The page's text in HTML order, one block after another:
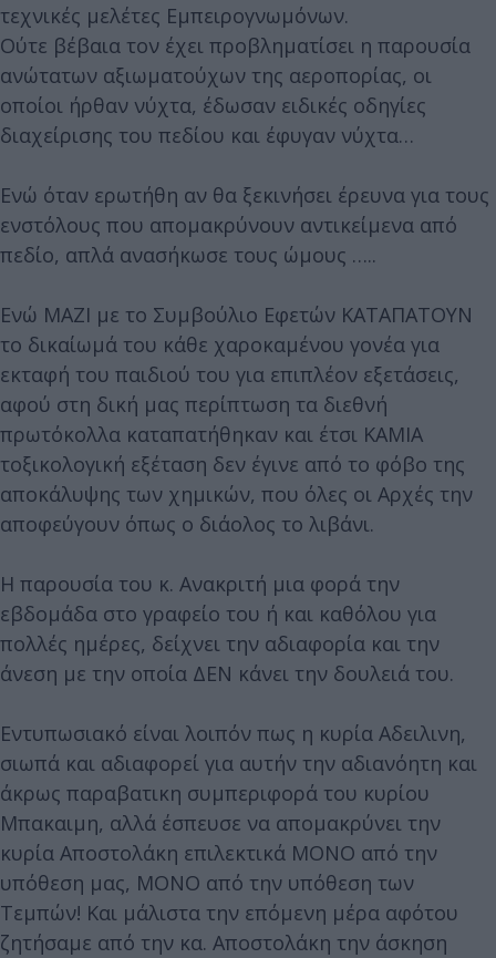
τεχνικές μελέτες Εμπειρογνωμόνων.
Ούτε βέβαια τον έχει προβληματίσει η παρουσία
ανώτατων αξιωματούχων της αεροπορίας, οι
οποίοι ήρθαν νύχτα, έδωσαν ειδικές οδηγίες
διαχείρισης του πεδίου και έφυγαν νύχτα…
Ενώ όταν ερωτήθη αν θα ξεκινήσει έρευνα για τους
ενστόλους που απομακρύνουν αντικείμενα από
πεδίο, απλά ανασήκωσε τους ώμους …..
Ενώ ΜΑΖΙ με το Συμβούλιο Εφετών ΚΑΤΑΠΑΤΟΥΝ
το δικαίωμά του κάθε χαροκαμένου γονέα για
εκταφή του παιδιού του για επιπλέον εξετάσεις,
αφού στη δική μας περίπτωση τα διεθνή
πρωτόκολλα καταπατήθηκαν και έτσι ΚΑΜΙΑ
τοξικολογική εξέταση δεν έγινε από το φόβο της
αποκάλυψης των χημικών, που όλες οι Αρχές την
αποφεύγουν όπως ο διάολος το λιβάνι.
Η παρουσία του κ. Ανακριτή μια φορά την
εβδομάδα στο γραφείο του ή και καθόλου για
πολλές ημέρες, δείχνει την αδιαφορία και την
άνεση με την οποία ΔΕΝ κάνει την δουλειά του.
Εντυπωσιακό είναι λοιπόν πως η κυρία Αδειλινη,
σιωπά και αδιαφορεί για αυτήν την αδιανόητη και
άκρως παραβατικη συμπεριφορά του κυρίου
Μπακαιμη, αλλά έσπευσε να απομακρύνει την
κυρία Αποστολάκη επιλεκτικά ΜΟΝΟ από την
υπόθεση μας, ΜΟΝΟ από την υπόθεση των
Τεμπών! Και μάλιστα την επόμενη μέρα αφότου
ζητήσαμε από την κα. Αποστολάκη την άσκηση